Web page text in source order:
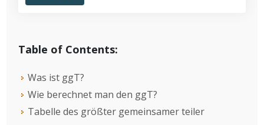
Table of Contents:
Was ist ggT?
Wie berechnet man den ggT?
Tabelle des größter gemeinsamer teiler